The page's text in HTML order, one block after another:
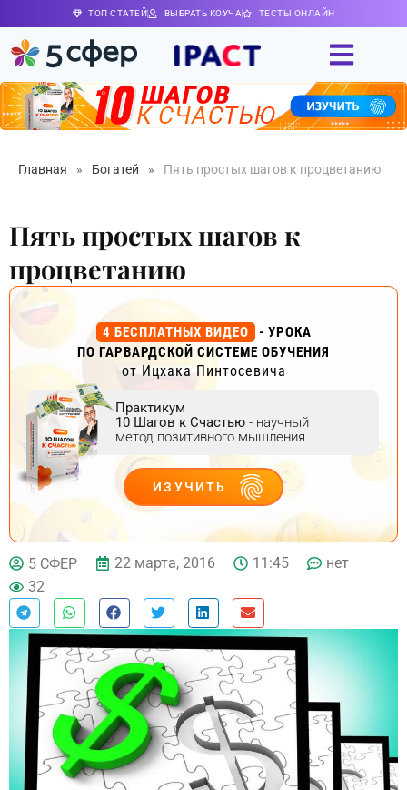
ТОП СТАТЕЙ ВЫБРАТЬ КОУЧА ТЕСТЫ ОНЛАЙН
Главная » Богатей » Пять простых шагов к процветанию
Пять простых шагов к
процветанию
4 БЕСПЛАТНЫХ ВИДЕО
- УРОКА
ПО ГАРВАРДСКОЙ СИСТЕМЕ ОБУЧЕНИЯ
от Ицхака Пинтосевича
Практикум
10 Шагов к Счастью - научный
метод позитивного мышления
ИЗУЧИТЬ
ДЕЙСТВУЙ
5 СФЕР 22 марта, 2016 11:45
нет
32